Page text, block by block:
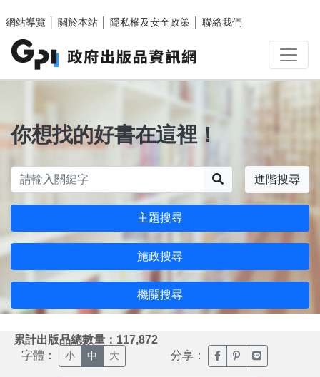
網站導覽
關於本站 隱私權及安全政策 聯絡我們
你想找的好書在這裡！
進階搜尋
主題搜尋
施政搜尋
機關搜尋
累計出版品總數量：117,872
字體： 小 中 大 分享： 臉書分享(另開新視窗)
噗浪分享(另開新
Line分享(另